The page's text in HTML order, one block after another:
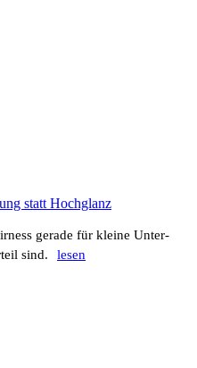
statt Hoch­glanz
gerade für kleine Unter­
sind.
lesen